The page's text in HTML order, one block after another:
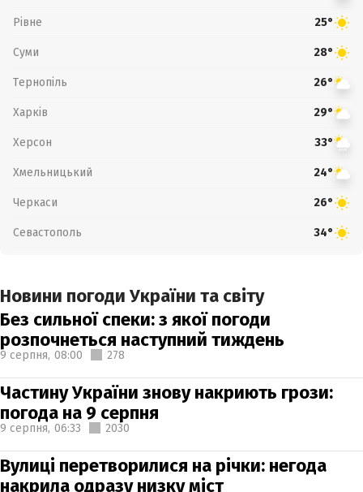
Рівне 25°
Суми 28°
Тернопіль 26°
Харків 29°
Херсон 33°
Хмельницький 24°
Черкаси 26°
Севастополь 34°
Новини погоди України та світу
Без сильної спеки: з якої погоди
розпочнеться наступний тиждень
9 серпня, 08:00 278
Частину України знову накриють грози:
погода на 9 серпня
9 серпня, 06:33 2030
Вулиці перетворилися на річки: негода
накрила одразу низку міст